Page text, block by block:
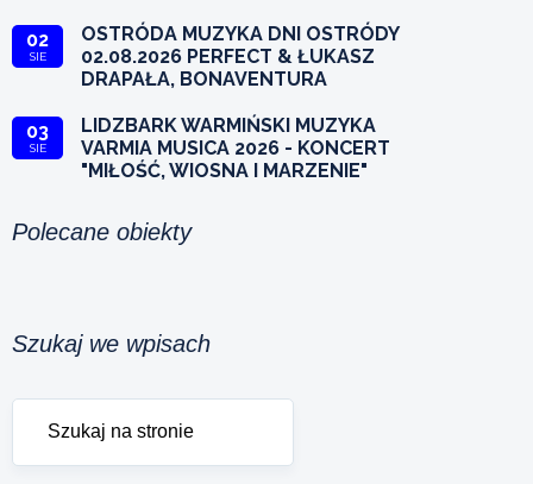
02
SIE
OSTRÓDA MUZYKA DNI OSTRÓDY
02.08.2026 PERFECT & ŁUKASZ
DRAPAŁA, BONAVENTURA
03
SIE
LIDZBARK WARMIŃSKI MUZYKA
VARMIA MUSICA 2026 - KONCERT
"MIŁOŚĆ, WIOSNA I MARZENIE"
Polecane obiekty
Szukaj we wpisach